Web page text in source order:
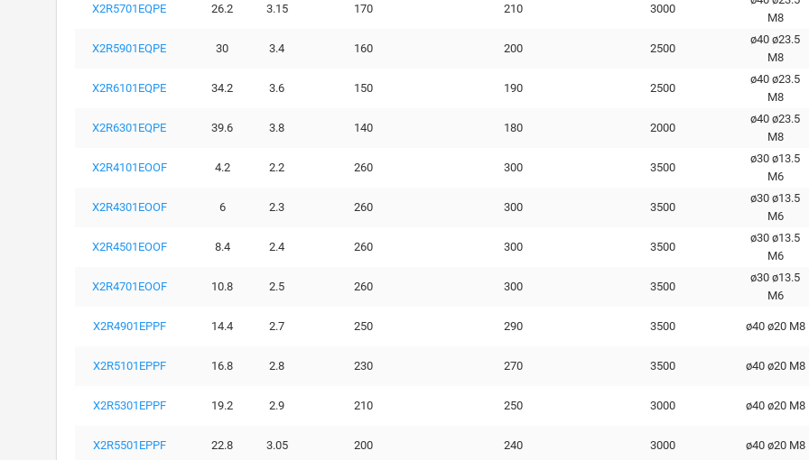
X2R5701EQPE 26.2 3.15 170 210 3000
М8
X2R5901EQPE 30 3.4 160 200 2500
ø40 ø23.5
М8
X2R6101EQPE 34.2 3.6 150 190 2500
ø40 ø23.5
М8
X2R6301EQPE 39.6 3.8 140 180 2000
ø40 ø23.5
М8
X2R4101EOOF 4.2 2.2 260 300 3500
ø30 ø13.5
М6
X2R4301EOOF 6 2.3 260 300 3500
ø30 ø13.5
М6
X2R4501EOOF 8.4 2.4 260 300 3500
ø30 ø13.5
М6
X2R4701EOOF 10.8 2.5 260 300 3500
ø30 ø13.5
М6
X2R4901EPPF 14.4 2.7 250 290 3500 ø40 ø20 М8
X2R5101EPPF 16.8 2.8 230 270 3500 ø40 ø20 М8
X2R5301EPPF 19.2 2.9 210 250 3000 ø40 ø20 М8
X2R5501EPPF 22.8 3.05 200 240 3000 ø40 ø20 М8